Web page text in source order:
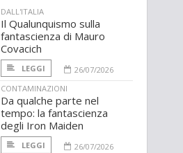
DALL'ITALIA
Il Qualunquismo sulla
fantascienza di Mauro
Covacich
LEGGI
26/07/2026
CONTAMINAZIONI
Da qualche parte nel
tempo: la fantascienza
degli Iron Maiden
LEGGI
26/07/2026